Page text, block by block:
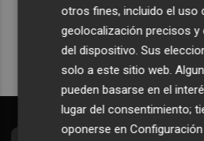
Quiero
otros fines, incluido el uso
geolocalización precisos
del dispositivo. Sus
solo a este sitio web.
pueden basarse en el
lugar del consentimiento;
oponerse en